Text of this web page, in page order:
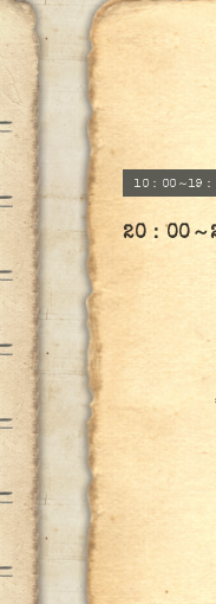
10：00～19
20：00～